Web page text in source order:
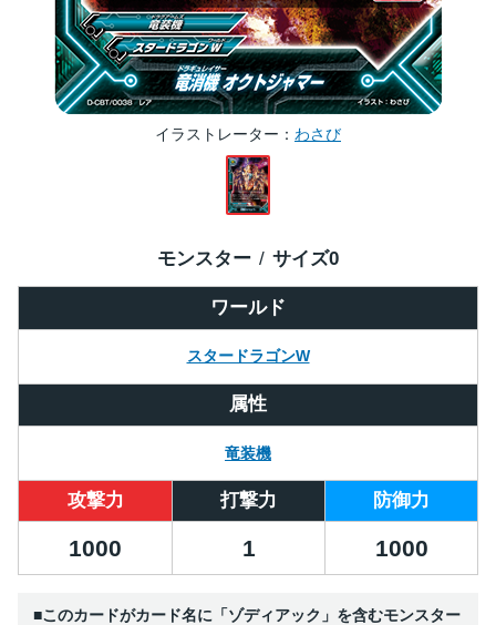
イラストレーター わさび
ワールド
スタードラゴンW
モンスター サイズ0
属性
竜装機
攻撃力 打撃力 防御力
1000 1 1000
■このカードがカード名に「ゾディアック」を含むモンスター